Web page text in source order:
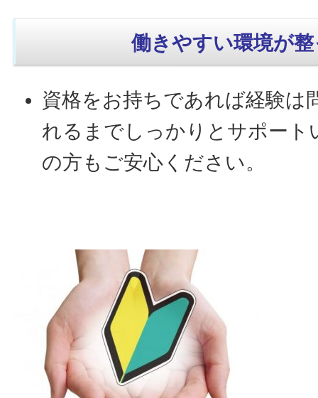
働きやすい環境が
資格をお持ちであれば経験は
れるまでしっかりとサポート
の方もご安心ください。